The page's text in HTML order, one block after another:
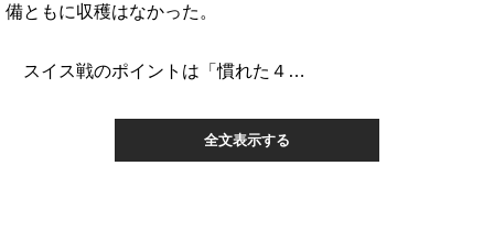
備ともに収穫はなかった。
スイス戦のポイントは「慣れた４…
全文表示する